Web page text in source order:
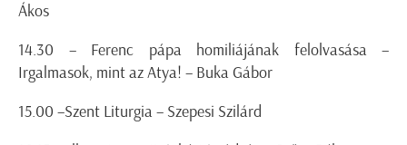
Ákos
14.30 – Ferenc pápa homiliájának felolvasása –
Irgalmasok, mint az Atya! – Buka Gábor
15.00 –Szent Liturgia – Szepesi Szilárd